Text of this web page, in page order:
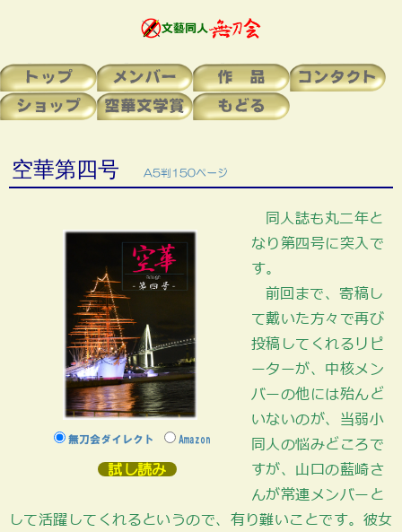
トップ メンバー 作 品
コンタクト
ショップ
空華文学賞 もどる
空華第四号 A5判150ページ
無刀会ダイレクト Amazon
試し読み
同人誌も丸二年と
なり第四号に突入で
す。
前回まで、寄稿し
て戴いた方々で再び
投稿してくれるリピ
ーターが、中核メン
バーの他には殆んど
いないのが、当弱小
同人の悩みどころで
すが、山口の藍崎さ
んが常連メンバーと
して活躍してくれるというので、有り難いことです。彼女